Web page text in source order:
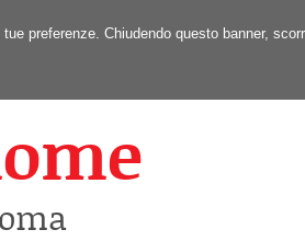
preferenze. Chiudendo questo banner,